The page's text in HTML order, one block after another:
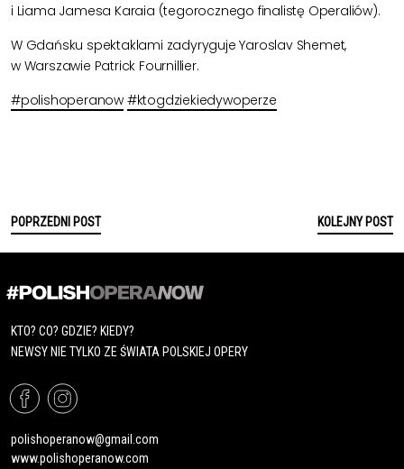
i Liama Jamesa Karaia (tegorocznego finalistę Operaliów).
W Gdańsku spektaklami zadyryguje Yaroslav Shemet,
w Warszawie Patrick Fournillier.
#polishoperanow #ktogdziekiedywoperze
POPRZEDNI POST KOLEJNY POST
KTO? CO? GDZIE? KIEDY?
NEWSY NIE TYLKO ZE ŚWIATA POLSKIEJ OPERY
polishoperanow@gmail.com
www.polishoperanow.com